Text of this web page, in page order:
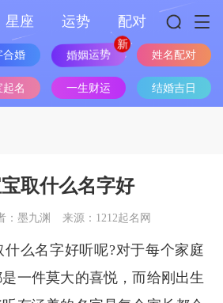
星座 运势 配对
合婚 婚姻运势 姓名配对
起名 一生财运 结婚吉日
取什么名字好
：墨九渊 来源：1212起名网
什么名字好听呢?对于每个家庭
一件莫大的喜悦，而给刚出生